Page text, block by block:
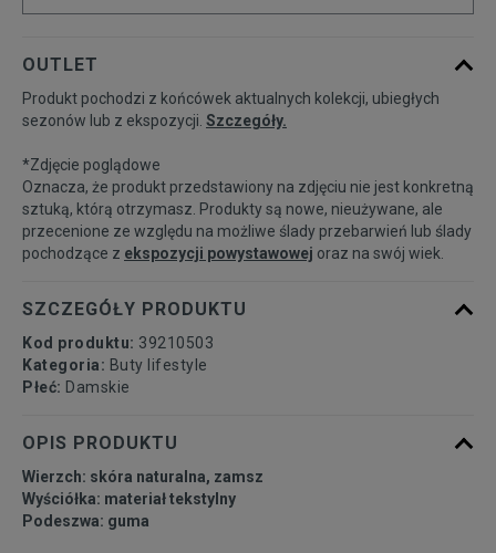
36 22,5 cm Powiadom o dostępności
37 23 cm
37,5 23,5 cm Powiadom o dostępności
38,5 24,5 cm
40 25,5 cm
OUTLET
Produkt pochodzi z końcówek aktualnych kolekcji, ubiegłych
sezonów lub z ekspozycji. Szczegóły.
*Zdjęcie poglądowe
Oznacza, że produkt przedstawiony na zdjęciu nie jest konkretną
sztuką, którą otrzymasz. Produkty są nowe, nieużywane, ale
przecenione ze względu na możliwe ślady przebarwień lub ślady
pochodzące z ekspozycji powystawowej oraz na swój wiek.
SZCZEGÓŁY PRODUKTU
Kod produktu: 39210503
Kategoria: Buty lifestyle
Płeć: Damskie
OPIS PRODUKTU
Wierzch: skóra naturalna, zamsz
Wyściółka: materiał tekstylny
Podeszwa: guma